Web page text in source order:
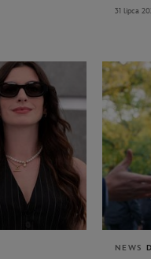
31 lipca
NEWS